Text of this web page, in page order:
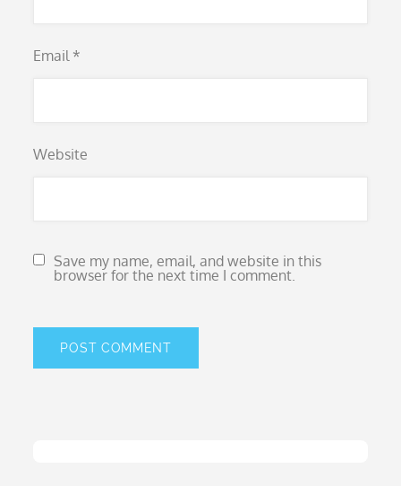
Email *
Website
Save my name, email, and website in this
browser for the next time I comment.